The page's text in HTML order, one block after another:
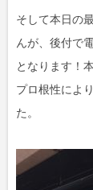
そして本日の
んが、後付で
となります！
プロ根性によ
た。